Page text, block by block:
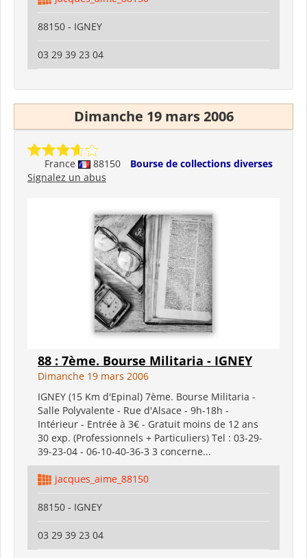
88150 - IGNEY
03 29 39 23 04
Dimanche 19 mars 2006
France 88150
Bourse de collections diverses
Signalez un abus
88 : 7ème. Bourse Militaria - IGNEY
Dimanche 19 mars 2006
IGNEY (15 Km d'Epinal) 7ème. Bourse Militaria -
Salle Polyvalente - Rue d'Alsace - 9h-18h -
Intérieur - Entrée à 3€ - Gratuit moins de 12 ans
30 exp. (Professionnels + Particuliers) Tel : 03-29-
39-23-04 - 06-10-40-36-3 3 concerne...
jacques_aime_88150
88150 - IGNEY
03 29 39 23 04